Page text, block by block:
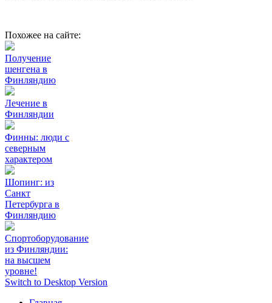
Похожее на сайте:
Получение
шенгена в
Финляндию
Лечение в
Финляндии
Финны: люди с
северным
характером
Шопинг: из
Санкт
Петербурга в
Финляндию
Спортоборудование
из Финляндии:
на высшем
уровне!
Switch to Desktop Version